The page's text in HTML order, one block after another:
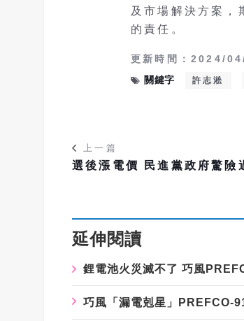
及市場解決方案，
的責任。
更新時間：2024/
關鍵字
許志淞
上一篇
選後漲電價 民進黨政府驚險
延伸閱讀
鋰電池火災滅不了 巧風
巧風「漏電剋星」PREFCO-